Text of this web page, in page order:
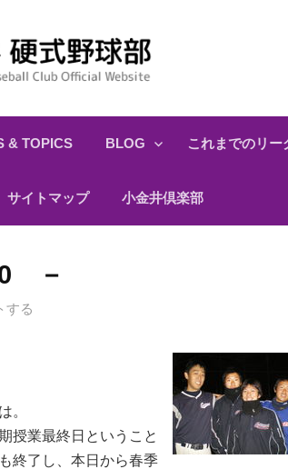
& TOPICS BLOG これまでのリー
サイトマップ 小金井倶楽部
－
する
。
授業最終日ということ
終了し、本日から春季